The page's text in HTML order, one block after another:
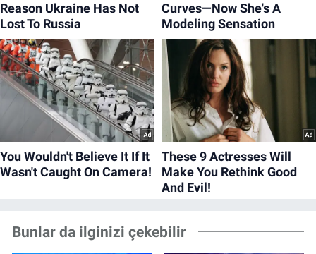
Bunlar da ilginizi çekebilir